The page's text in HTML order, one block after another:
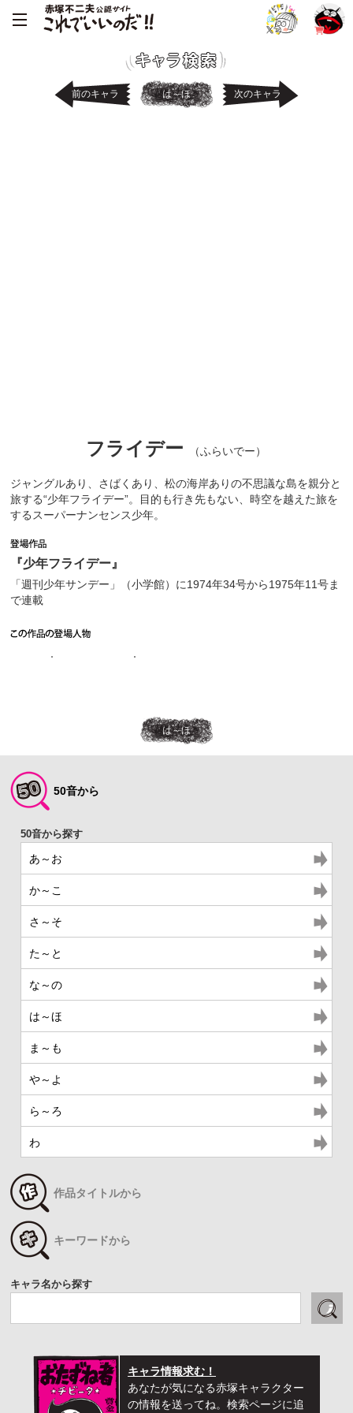
前のキャラ は～ほ 次のキャラ
フライデー （ふらいでー）
ジャングルあり、さばくあり、松の海岸ありの不思議な島を親分と
旅する“少年フライデー”。目的も行き先もない、時空を越えた旅を
するスーパーナンセンス少年。
『少年フライデー』
「週刊少年サンデー」（小学館）に1974年34号から1975年11号ま
で連載
は～ほ
50音から
あ～お
か～こ
さ～そ
た～と
な～の
は～ほ
ま～も
や～よ
ら～ろ
わ
作品タイトルから
キーワードから
キャラ名から探す
キャラ情報求む！
あなたが気になる赤塚キャラクター
の情報を送ってね。検索ページに追